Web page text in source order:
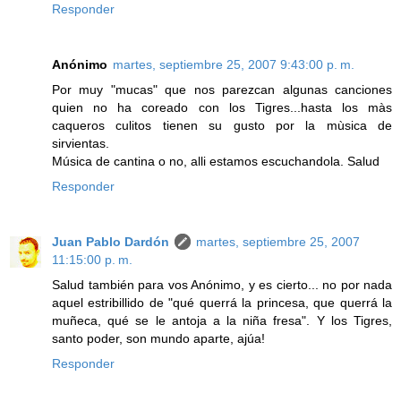
Responder
Anónimo martes, septiembre 25, 2007 9:43:00 p. m.
Por muy "mucas" que nos parezcan algunas canciones
quien no ha coreado con los Tigres...hasta los màs
caqueros culitos tienen su gusto por la mùsica de
sirvientas.
Música de cantina o no, alli estamos escuchandola. Salud
Responder
Juan Pablo Dardón
martes, septiembre 25, 2007
11:15:00 p. m.
Salud también para vos Anónimo, y es cierto... no por nada
aquel estribillido de "qué querrá la princesa, que querrá la
muñeca, qué se le antoja a la niña fresa". Y los Tigres,
santo poder, son mundo aparte, ajúa!
Responder